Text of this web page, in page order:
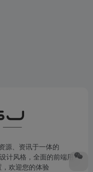
源、资讯于一体的
计风格，全面的前端用
欢迎您的体验